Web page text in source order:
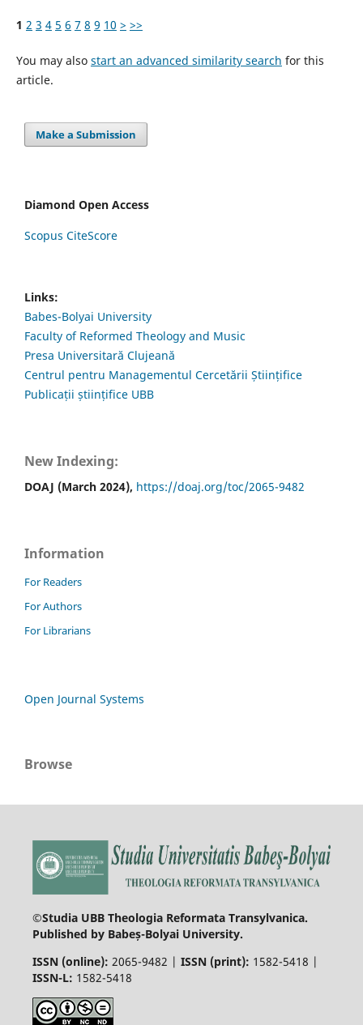
1 2 3 4 5 6 7 8 9 10 > >>
You may also start an advanced similarity search for this
article.
Make a Submission
Diamond Open Access
Scopus CiteScore
Links:
Babes-Bolyai University
Faculty of Reformed Theology and Music
Presa Universitară Clujeană
Centrul pentru Managementul Cercetării Științifice
Publicații științifice UBB
New Indexing:
DOAJ (March 2024), https://doaj.org/toc/2065-9482
Information
For Readers
For Authors
For Librarians
Open Journal Systems
Browse
©Studia UBB Theologia Reformata Transylvanica.
Published by Babeș-Bolyai University.
ISSN (online): 2065-9482 | ISSN (print): 1582-5418 |
ISSN-L: 1582-5418